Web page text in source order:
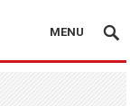
MENU